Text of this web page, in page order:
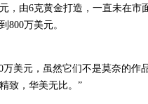
，由6克黄金打造，一直未在市
800万美元。
美元，虽然它们不是莫奈的作
致，华美无比。”